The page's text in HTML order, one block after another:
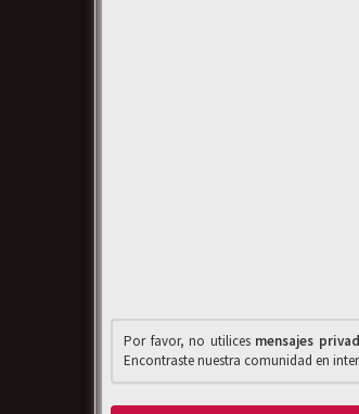
Por favor, no utilices mensajes
Encontraste nuestra comunidad en